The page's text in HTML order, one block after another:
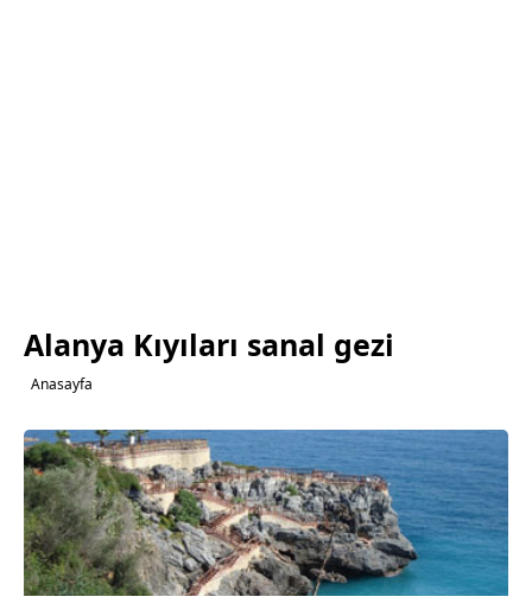
Alanya Kıyıları sanal gezi
Anasayfa